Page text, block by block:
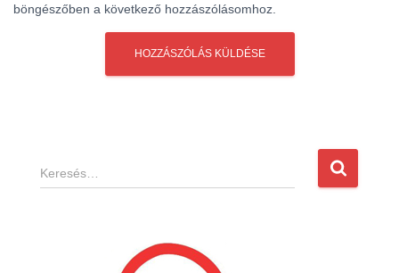
böngészőben a következő hozzászólásomhoz.
K
e